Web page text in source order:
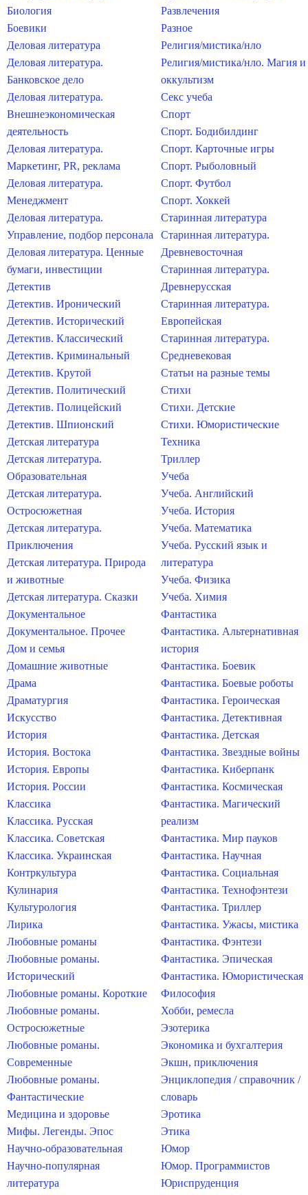
Биология
Боевики
Деловая литература
Деловая литература.
Банковское дело
Деловая литература.
Внешнеэкономическая
деятельность
Деловая литература.
Маркетинг, PR, реклама
Деловая литература.
Менеджмент
Деловая литература.
Управление, подбор персонала
Деловая литература. Ценные
бумаги, инвестиции
Детектив
Детектив. Иронический
Детектив. Исторический
Детектив. Классический
Детектив. Криминальный
Детектив. Крутой
Детектив. Политический
Детектив. Полицейский
Детектив. Шпионский
Детская литература
Детская литература.
Образовательная
Детская литература.
Остросюжетная
Детская литература.
Приключения
Детская литература. Природа
и животные
Детская литература. Сказки
Документальное
Документальное. Прочее
Дом и семья
Домашние животные
Драма
Драматургия
Искусство
История
История. Востока
История. Европы
История. России
Классика
Классика. Русская
Классика. Советская
Классика. Украинская
Контркультура
Кулинария
Культурология
Лирика
Любовные романы
Любовные романы.
Исторический
Любовные романы. Короткие
Любовные романы.
Остросюжетные
Любовные романы.
Современные
Любовные романы.
Фантастические
Медицина и здоровье
Мифы. Легенды. Эпос
Научно-образовательная
Научно-популярная
литература
Развлечения
Разное
Религия/мистика/нло
Религия/мистика/нло. Магия и
оккультизм
Секс учеба
Спорт
Спорт. Бодибилдинг
Спорт. Карточные игры
Спорт. Рыболовный
Спорт. Футбол
Спорт. Хоккей
Старинная литература
Старинная литература.
Древневосточная
Старинная литература.
Древнерусская
Старинная литература.
Европейская
Старинная литература.
Средневековая
Статьи на разные темы
Стихи
Стихи. Детские
Стихи. Юмористические
Техника
Триллер
Учеба
Учеба. Английский
Учеба. История
Учеба. Математика
Учеба. Русский язык и
литература
Учеба. Физика
Учеба. Химия
Фантастика
Фантастика. Альтернативная
история
Фантастика. Боевик
Фантастика. Боевые роботы
Фантастика. Героическая
Фантастика. Детективная
Фантастика. Детская
Фантастика. Звездные войны
Фантастика. Киберпанк
Фантастика. Космическая
Фантастика. Магический
реализм
Фантастика. Мир пауков
Фантастика. Научная
Фантастика. Социальная
Фантастика. Технофэнтези
Фантастика. Триллер
Фантастика. Ужасы, мистика
Фантастика. Фэнтези
Фантастика. Эпическая
Фантастика. Юмористическая
Философия
Хобби, ремесла
Эзотерика
Экономика и бухгалтерия
Экшн, приключения
Энциклопедия / справочник /
словарь
Эротика
Этика
Юмор
Юмор. Программистов
Юриспруденция